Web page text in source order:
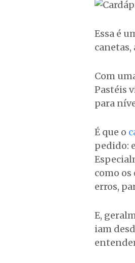
Essa é
canetas,
Com
Pastéis
para
É que o
pedido:
como os
erros,
E,
iam